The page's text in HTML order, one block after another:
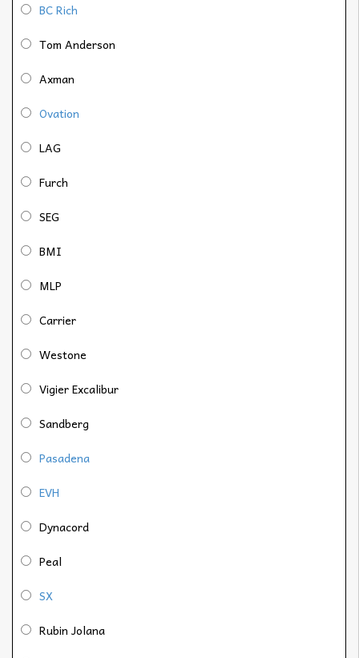
BC Rich
Tom Anderson
Axman
Ovation
LAG
Furch
SEG
BMI
MLP
Carrier
Westone
Vigier Excalibur
Sandberg
Pasadena
EVH
Dynacord
Peal
SX
Rubin Jolana